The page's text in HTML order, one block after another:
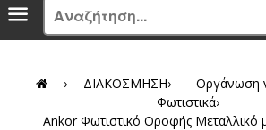
Menu
› ΔΙΑΚΟΣΜΗΣΗ› Οργάνωση
Φωτιστικά›
Ankor Φωτιστικό Οροφής Μεταλλικό